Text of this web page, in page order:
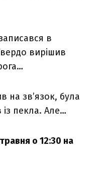
в
вирішив
на зв’язок, була
пекла. Але…
о 12:30 на